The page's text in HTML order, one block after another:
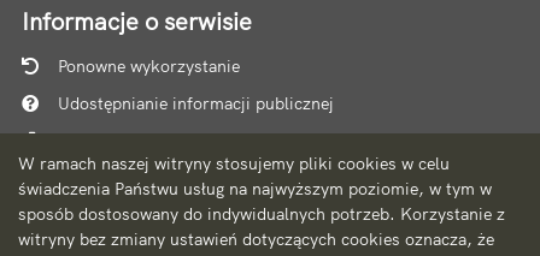
W ramach naszej witryny stosujemy pliki cookies w celu
świadczenia Państwu usług na najwyższym poziomie, w tym w
sposób dostosowany do indywidualnych potrzeb. Korzystanie z
witryny bez zmiany ustawień dotyczących cookies oznacza, że
Informacje o serwisie
Ponowne wykorzystanie
Udostępnianie informacji publicznej
Mapa serwisu
Instrukcja obsługi
Statystyki oglądalności